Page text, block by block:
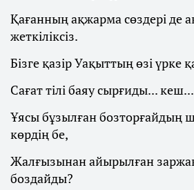
Қағанның ақжарма сөздері де
жеткіліксіз.
Бізге қазір Уақыттың өзі үрке
Сағат тілі баяу сырғиды...
Ұясы бұзылған
көрдің бе,
Жалғызынан айырылған
боздайды?